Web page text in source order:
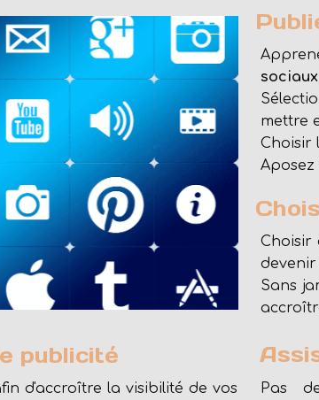
sociaux
mettre
Choisir
Aposez
Choisir
Sans
publicité
d'accroître la visibilité de vos
Pas